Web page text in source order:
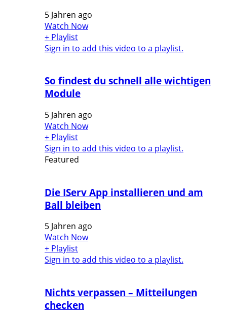
5 Jahren ago
Watch Now
+ Playlist
Sign in to add this video to a playlist.
So findest du schnell alle wichtigen
Module
5 Jahren ago
Watch Now
+ Playlist
Sign in to add this video to a playlist.
Featured
Die IServ App installieren und am
Ball bleiben
5 Jahren ago
Watch Now
+ Playlist
Sign in to add this video to a playlist.
Nichts verpassen – Mitteilungen
checken